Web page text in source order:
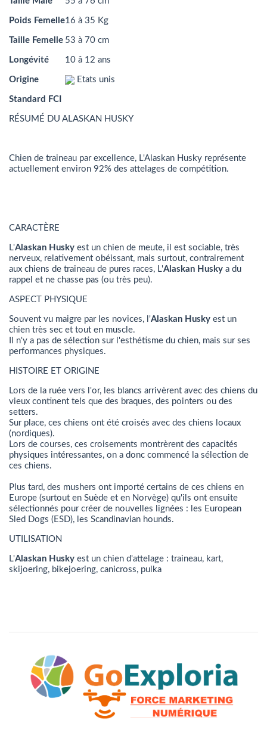
Poids Femelle16 à 35 Kg
Taille Femelle 53 à 70 cm
Longévité 10 â 12 ans
Origine Etats unis
Standard FCI
RÉSUMÉ DU ALASKAN HUSKY
Chien de traineau par excellence, L'Alaskan Husky représente
actuellement environ 92% des attelages de compétition.
CARACTÈRE
L'Alaskan Husky est un chien de meute, il est sociable, très
nerveux, relativement obéissant, mais surtout, contrairement
aux chiens de traineau de pures races, L'Alaskan Husky a du
rappel et ne chasse pas (ou très peu).
ASPECT PHYSIQUE
Souvent vu maigre par les novices, l'Alaskan Husky est un
chien très sec et tout en muscle.
Il n'y a pas de sélection sur l'esthétisme du chien, mais sur ses
performances physiques.
HISTOIRE ET ORIGINE
Lors de la ruée vers l'or, les blancs arrivèrent avec des chiens du
vieux continent tels que des braques, des pointers ou des
setters.
Sur place, ces chiens ont été croisés avec des chiens locaux
(nordiques).
Lors de courses, ces croisements montrèrent des capacités
physiques intéressantes, on a donc commencé la sélection de
ces chiens.
Plus tard, des mushers ont importé certains de ces chiens en
Europe (surtout en Suède et en Norvège) qu'ils ont ensuite
sélectionnés pour créer de nouvelles lignées : les European
Sled Dogs (ESD), les Scandinavian hounds.
UTILISATION
L'Alaskan Husky est un chien d'attelage : traineau, kart,
skijoering, bikejoering, canicross, pulka